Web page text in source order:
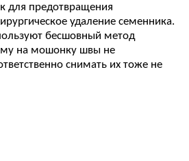
для предотвращения
удаление семенника.
бесшовный метод
на мошонку швы не
снимать их тоже не